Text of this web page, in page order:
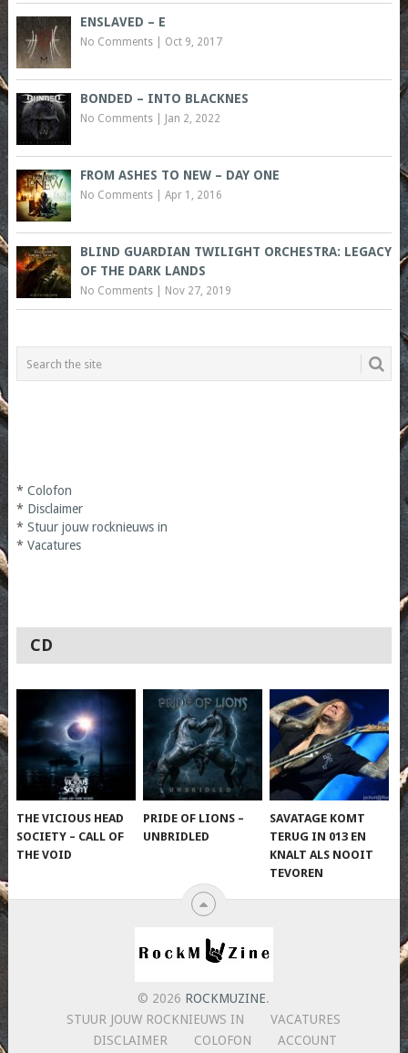
ENSLAVED – E
No Comments| Oct 9, 2017
BONDED – INTO BLACKNES
No Comments| Jan 2, 2022
FROM ASHES TO NEW – DAY ONE
No Comments| Apr 1, 2016
BLIND GUARDIAN TWILIGHT ORCHESTRA: LEGACY
OF THE DARK LANDS
No Comments| Nov 27, 2019
* Colofon
* Disclaimer
* Stuur jouw rocknieuws in
* Vacatures
CD
THE VICIOUS HEAD
SOCIETY – CALL OF
THE VOID
PRIDE OF LIONS –
UNBRIDLED
SAVATAGE KOMT
TERUG IN 013 EN
KNALT ALS NOOIT
TEVOREN
© 2026 ROCKMUZINE.
STUUR JOUW ROCKNIEUWS IN
VACATURES
DISCLAIMER
COLOFON ACCOUNT